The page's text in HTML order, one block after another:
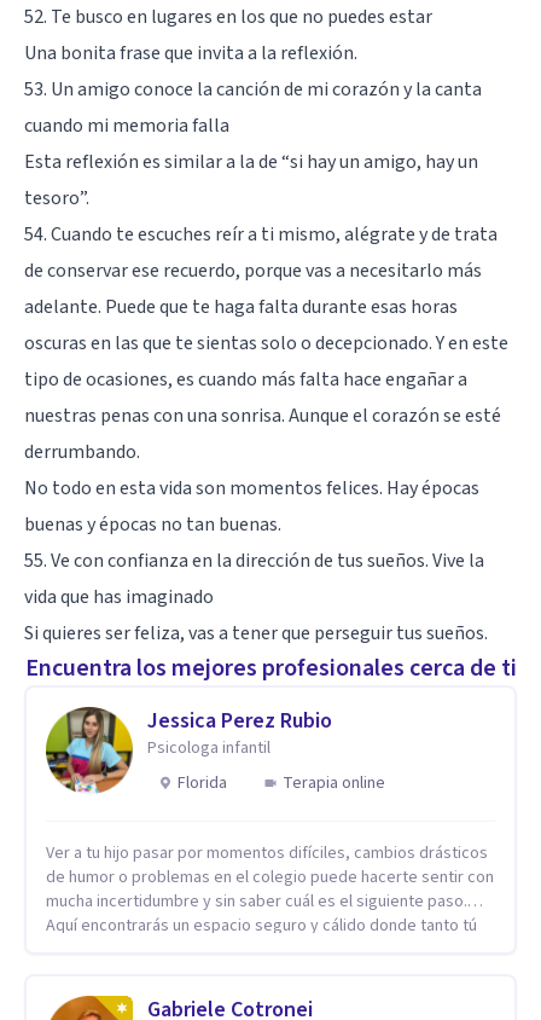
52. Te busco en lugares en los que no puedes estar
Una bonita frase que invita a la reflexión.
53. Un amigo conoce la canción de mi corazón y la canta
cuando mi memoria falla
Esta reflexión es similar a la de “si hay un amigo, hay un
tesoro”.
54. Cuando te escuches reír a ti mismo, alégrate y de trata
de conservar ese recuerdo, porque vas a necesitarlo más
adelante. Puede que te haga falta durante esas horas
oscuras en las que te sientas solo o decepcionado. Y en este
tipo de ocasiones, es cuando más falta hace engañar a
nuestras penas con una sonrisa. Aunque el corazón se esté
derrumbando.
No todo en esta vida son momentos felices. Hay épocas
buenas y épocas no tan buenas.
55. Ve con confianza en la dirección de tus sueños. Vive la
vida que has imaginado
Si quieres ser feliza, vas a tener que perseguir tus sueños.
Encuentra los mejores profesionales cerca de ti
Jessica Perez Rubio
Psicologa infantil
Florida
Terapia online
Ver a tu hijo pasar por momentos difíciles, cambios drásticos
de humor o problemas en el colegio puede hacerte sentir con
mucha incertidumbre y sin saber cuál es el siguiente paso.
Aquí encontrarás un espacio seguro y cálido donde tanto tú
casa. Me especializo en guiar a familias a través de
Gabriele Cotronei